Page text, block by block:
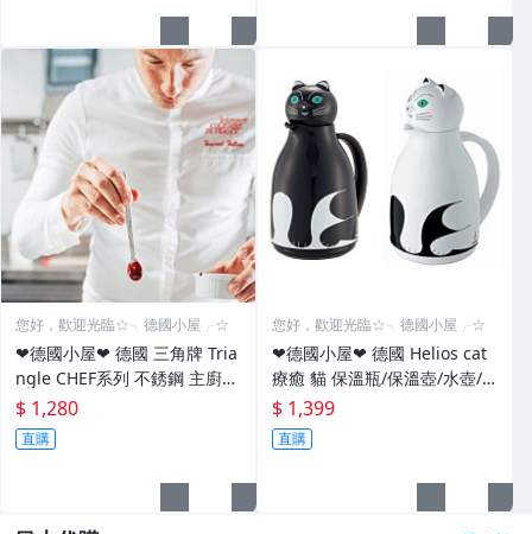
您好，歡迎光臨☆╮德國小屋╭☆
❤德國小屋❤ 德國 三角牌 Tria
ngle CHEF系列 不銹鋼 主廚兩
用 試吃 匙夾 藝術 造型 (金色)
$ 1,280
直購
您好，歡迎光臨☆╮德國小屋╭☆
❤德國小屋❤ 德國 Helios cat
療癒 貓 保溫瓶/保溫壺/水壺/
保冰非膳魔師/象印/ALFI）
$ 1,399
直購